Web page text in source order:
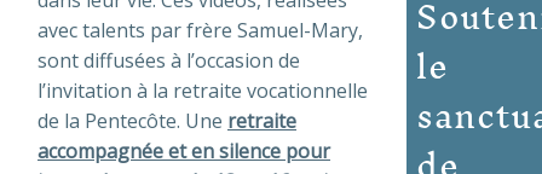
avec talents par frère Samuel-Mary,
sont diffusées à l’occasion de
l’invitation à la retraite vocationnelle
de la Pentecôte. Une retraite
accompagnée et en silence pour
le